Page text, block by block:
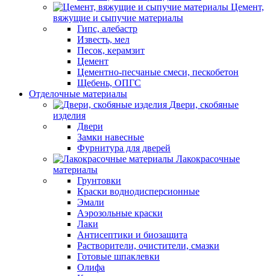
Цемент,
вяжущие и сыпучие материалы
Гипс, алебастр
Известь, мел
Песок, керамзит
Цемент
Цементно-песчаные смеси, пескобетон
Щебень, ОПГС
Отделочные материалы
Двери, скобяные
изделия
Двери
Замки навесные
Фурнитура для дверей
Лакокрасочные
материалы
Грунтовки
Краски воднодисперсионные
Эмали
Аэрозольные краски
Лаки
Антисептики и биозащита
Растворители, очистители, смазки
Готовые шпаклевки
Олифа